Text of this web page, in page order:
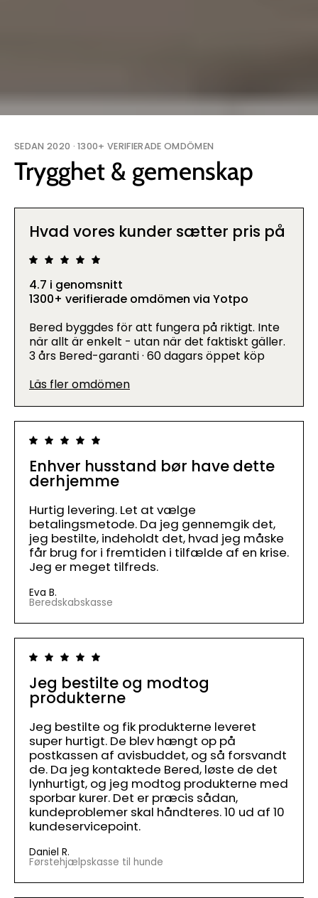
SEDAN 2020 · 1300+ VERIFIERADE OMDÖMEN
Trygghet & gemenskap
Hvad vores kunder sætter pris på
4.7 i genomsnitt
1300+ verifierade omdömen via Yotpo
Bered byggdes för att fungera på riktigt. Inte
när allt är enkelt - utan när det faktiskt gäller.
3 års Bered-garanti · 60 dagars öppet köp
Läs fler omdömen
Enhver husstand bør have dette
derhjemme
Hurtig levering. Let at vælge
betalingsmetode. Da jeg gennemgik det,
jeg bestilte, indeholdt det, hvad jeg måske
får brug for i fremtiden i tilfælde af en krise.
Jeg er meget tilfreds.
Eva B.
Beredskabskasse
Jeg bestilte og modtog
produkterne
Jeg bestilte og fik produkterne leveret
super hurtigt. De blev hængt op på
postkassen af avisbuddet, og så forsvandt
de. Da jeg kontaktede Bered, løste de det
lynhurtigt, og jeg modtog produkterne med
sporbar kurer. Det er præcis sådan,
kundeproblemer skal håndteres. 10 ud af 10
kundeservicepoint.
Daniel R.
Førstehjælpskasse til hunde